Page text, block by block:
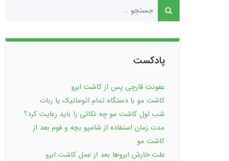
پادکست
عفونت قارچی پس از کاشت ابرو
کاشت مو با دستگاه تمام اتوماتیک یا ربات
شب اول کاشت مو چه نکاتی را باید رعایت کرد؟
مدت زمان استفاده از شامپو بچه و فوم بعد از
کاشت مو
علت خارش ابروها بعد از عمل کاشت ابرو